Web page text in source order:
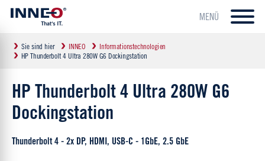
MENÜ
Sie sind hier INNEO
Informationstechnologien
HP Thunderbolt 4 Ultra 280W G6 Dockingstation
HP Thunderbolt 4 Ultra 280W G6
Dockingstation
Thunderbolt 4 - 2x DP, HDMI, USB-C - 1GbE, 2.5 GbE